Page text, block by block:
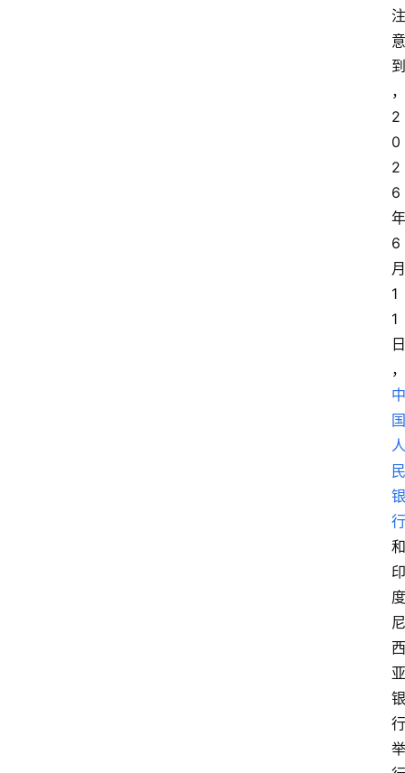
注
意
到
，
2
0
2
6
年
6
月
1
1
日
，
中
国
人
民
银
行
和
印
度
尼
西
亚
银
行
举